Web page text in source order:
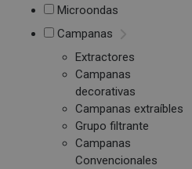
Microondas
Campanas
Extractores
Campanas
decorativas
Campanas extraíbles
Grupo filtrante
Campanas
Convencionales